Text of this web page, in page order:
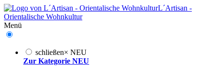
L´Artisan -
Orientalische Wohnkultur
Menü
schließen× NEU
Zur Kategorie NEU